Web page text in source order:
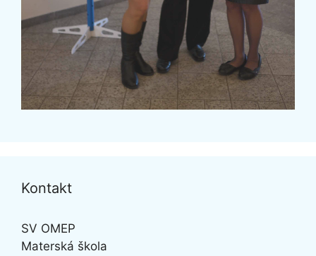
Kontakt
SV OMEP
Materská škola